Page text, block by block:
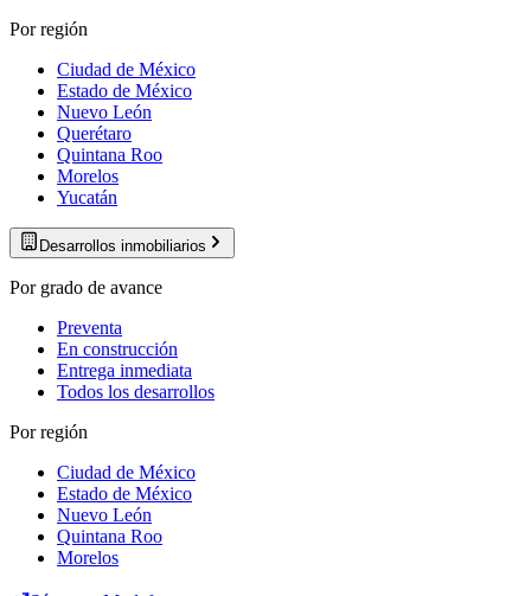
Por región
Ciudad de México
Estado de México
Nuevo León
Querétaro
Quintana Roo
Morelos
Yucatán
Desarrollos inmobiliarios
Por grado de avance
Preventa
En construcción
Entrega inmediata
Todos los desarrollos
Por región
Ciudad de México
Estado de México
Nuevo León
Quintana Roo
Morelos